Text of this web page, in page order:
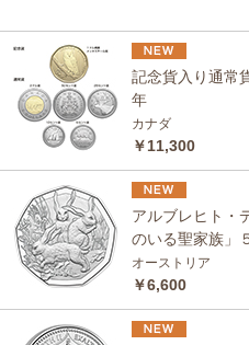
記念貨入り通常
年
カナダ
￥11,300
アルブレヒト・
のいる聖家族」
オーストリア
￥6,600